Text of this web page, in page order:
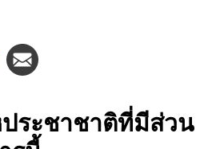
ระชาชาติที่มีส่วน